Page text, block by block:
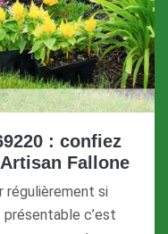
: confiez
Fallone
régulièrement si
c’est